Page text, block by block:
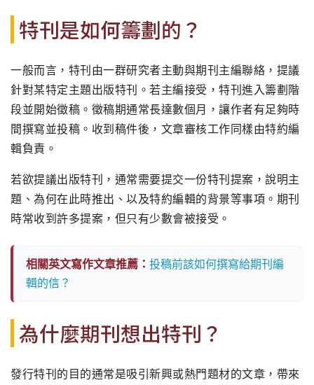
特刊是如何籌劃的？
一般而言，特刊由一群研究者主動與期刊主編聯絡，提議
針對某特定主題出版特刊。若主編接受，特刊進入籌劃階
段並開始徵稿。徵稿期通常長達數個月，讓作者有足夠時
間撰寫並投稿。收到稿件後，文章審核工作同樣由特約編
輯負責。
若欲提議出版特刊，通常需要提交一份特刊提案，說明主
題、為何在此時推出、以及特約編輯的背景等事項。期刊
時常收到許多提案，但只有少數會被接受。
相關英文寫作文章推薦： 投稿前該如何撰寫給期刊編
輯的信？
為什麼期刊想出特刊？
發行特刊的目的通常是吸引新興或熱門題材的文章，帶來